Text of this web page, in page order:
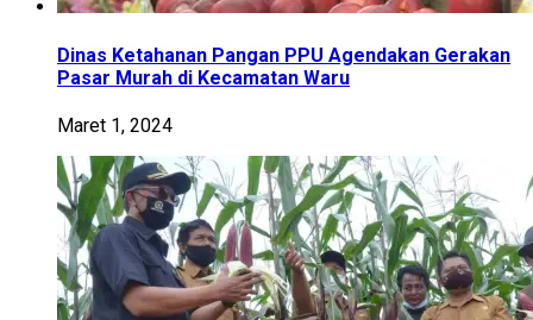
Dinas Ketahanan Pangan PPU Agendakan Gerakan
Pasar Murah di Kecamatan Waru
Maret 1, 2024